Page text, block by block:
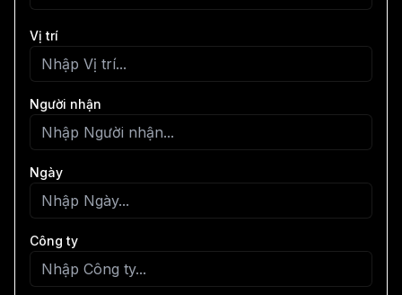
Vị trí
Người nhận
Ngày
Công ty